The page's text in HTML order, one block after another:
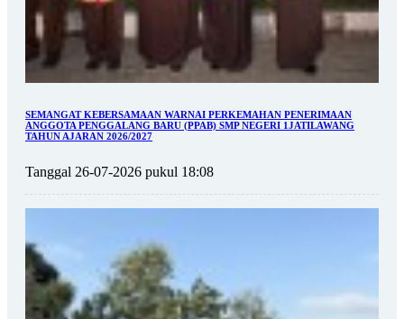
SEMANGAT KEBERSAMAAN WARNAI PERKEMAHAN PENERIMAAN
ANGGOTA PENGGALANG BARU (PPAB) SMP NEGERI 1JATILAWANG
TAHUN AJARAN 2026/2027
Tanggal 26-07-2026 pukul 18:08